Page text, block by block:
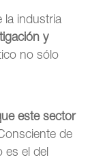
la industria
y
no sólo
este sector
de
es el del